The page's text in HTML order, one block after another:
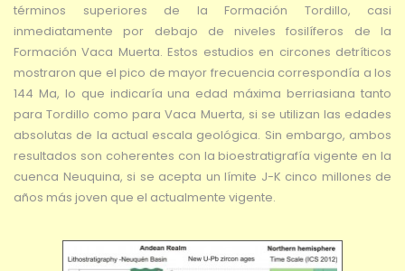
términos superiores de la Formación Tordillo, casi
inmediatamente por debajo de niveles fosilíferos de la
Formación Vaca Muerta. Estos estudios en circones detríticos
mostraron que el pico de mayor frecuencia correspondía a los
144 Ma, lo que indicaría una edad máxima berriasiana tanto
para Tordillo como para Vaca Muerta, si se utilizan las edades
absolutas de la actual escala geológica. Sin embargo, ambos
resultados son coherentes con la bioestratigrafía vigente en la
cuenca Neuquina, si se acepta un límite J-K cinco millones de
años más joven que el actualmente vigente.